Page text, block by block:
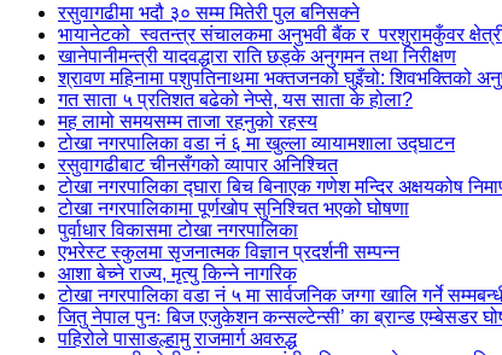
रसुवागढीमा भदौ ३० सम्म मितेरी पुल बनिसक्ने
भायानेटको स्वतन्त्र संचालकमा अनुभवी बैंक र परशुरामकुँवर
खानेपानीमन्त्री यादवद्धारा राति छड्के अनुगमन तथा निरीक्षण
श्रावण महिनामा पशुपतिनाथमा भक्तजनको घुइँचो: शिवभक्तिको
गत साता ५ प्रतिशत बढेको नेप्से, यस साता के होला?
मह लामो समयसम्म ताजा रहनुको रहस्य
टोखा नगरपालिका वडा नं ६ मा खुल्ला व्यायामशाला उद्घाटन
रसुवागढीबाट चीनसँगको व्यापार अनिश्चित
टोखा नगरपालिका द्घारा बिच बिनाएक गणेश मन्दिर अक्षयकोष
टोखा नगरपालिकामा पूर्णखोप सुनिश्चित भएको घोषणा
पुर्वाधार विकासमा टोखा नगरपालिका
एभरेस्ट स्कुलमा सृजनात्मक विज्ञान प्रदर्शनी सम्पन्न
आशा बेच्ने राज्य, मृत्यु किन्ने नागरिक
टोखा नगरपालिका वडा नं ५ मा सार्वजनिक जग्गा खालि गर्ने
जितु नेपाल पुनः बिज एजुकेशन कन्सल्टेन्सी’ का ब्रान्ड एम्बेसडर
पहिरोले पासाङल्हामु राजमार्ग अवरुद्ध